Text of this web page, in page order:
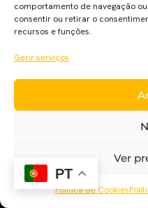
comportamento de navegação
consentir ou retirar o
recursos e funções.
Gerir serviços
Ver
Política de Cookies
Quatro pessoas, cada uma
cidade, presas nas suas
quatro pessoas que
fechada no seu mundo.
de animação, realizada por
PT